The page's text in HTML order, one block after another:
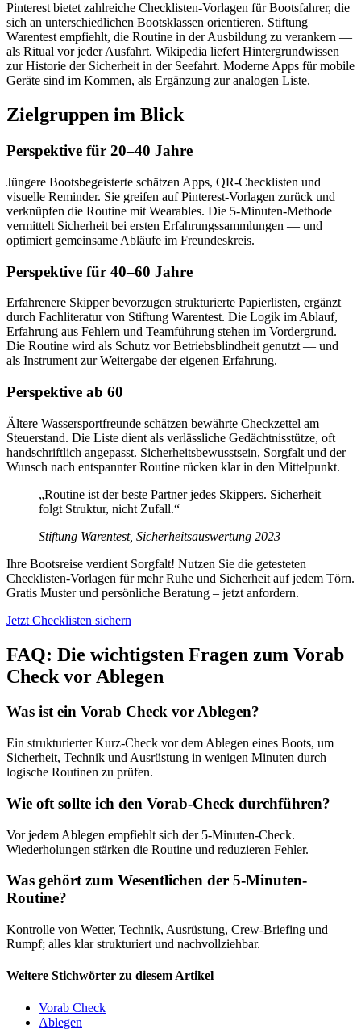
Pinterest bietet zahlreiche Checklisten-Vorlagen für Bootsfahrer, die
sich an unterschiedlichen Bootsklassen orientieren. Stiftung
Warentest empfiehlt, die Routine in der Ausbildung zu verankern —
als Ritual vor jeder Ausfahrt. Wikipedia liefert Hintergrundwissen
zur Historie der Sicherheit in der Seefahrt. Moderne Apps für mobile
Geräte sind im Kommen, als Ergänzung zur analogen Liste.
Zielgruppen im Blick
Perspektive für 20–40 Jahre
Jüngere Bootsbegeisterte schätzen Apps, QR-Checklisten und
visuelle Reminder. Sie greifen auf Pinterest-Vorlagen zurück und
verknüpfen die Routine mit Wearables. Die 5-Minuten-Methode
vermittelt Sicherheit bei ersten Erfahrungssammlungen — und
optimiert gemeinsame Abläufe im Freundeskreis.
Perspektive für 40–60 Jahre
Erfahrenere Skipper bevorzugen strukturierte Papierlisten, ergänzt
durch Fachliteratur von Stiftung Warentest. Die Logik im Ablauf,
Erfahrung aus Fehlern und Teamführung stehen im Vordergrund.
Die Routine wird als Schutz vor Betriebsblindheit genutzt — und
als Instrument zur Weitergabe der eigenen Erfahrung.
Perspektive ab 60
Ältere Wassersportfreunde schätzen bewährte Checkzettel am
Steuerstand. Die Liste dient als verlässliche Gedächtnisstütze, oft
handschriftlich angepasst. Sicherheitsbewusstsein, Sorgfalt und der
Wunsch nach entspannter Routine rücken klar in den Mittelpunkt.
„Routine ist der beste Partner jedes Skippers. Sicherheit
folgt Struktur, nicht Zufall.“
Stiftung Warentest, Sicherheitsauswertung 2023
Ihre Bootsreise verdient Sorgfalt! Nutzen Sie die getesteten
Checklisten-Vorlagen für mehr Ruhe und Sicherheit auf jedem Törn.
Gratis Muster und persönliche Beratung – jetzt anfordern.
Jetzt Checklisten sichern
FAQ: Die wichtigsten Fragen zum Vorab
Check vor Ablegen
Was ist ein Vorab Check vor Ablegen?
Ein strukturierter Kurz-Check vor dem Ablegen eines Boots, um
Sicherheit, Technik und Ausrüstung in wenigen Minuten durch
logische Routinen zu prüfen.
Wie oft sollte ich den Vorab-Check durchführen?
Vor jedem Ablegen empfiehlt sich der 5-Minuten-Check.
Wiederholungen stärken die Routine und reduzieren Fehler.
Was gehört zum Wesentlichen der 5-Minuten-
Routine?
Kontrolle von Wetter, Technik, Ausrüstung, Crew-Briefing und
Rumpf; alles klar strukturiert und nachvollziehbar.
Weitere Stichwörter zu diesem Artikel
Vorab Check
Ablegen